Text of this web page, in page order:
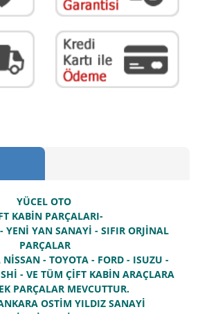
YÜCEL OTO
KABİN PARÇALARI-
YENİ YAN SANAYİ - SIFIR ORJİNAL
PARÇALAR
- TOYOTA - FORD - ISUZU -
- VE TÜM ÇİFT KABİN ARAÇLARA
PARÇALAR MEVCUTTUR.
OSTİM YILDIZ SANAYİ